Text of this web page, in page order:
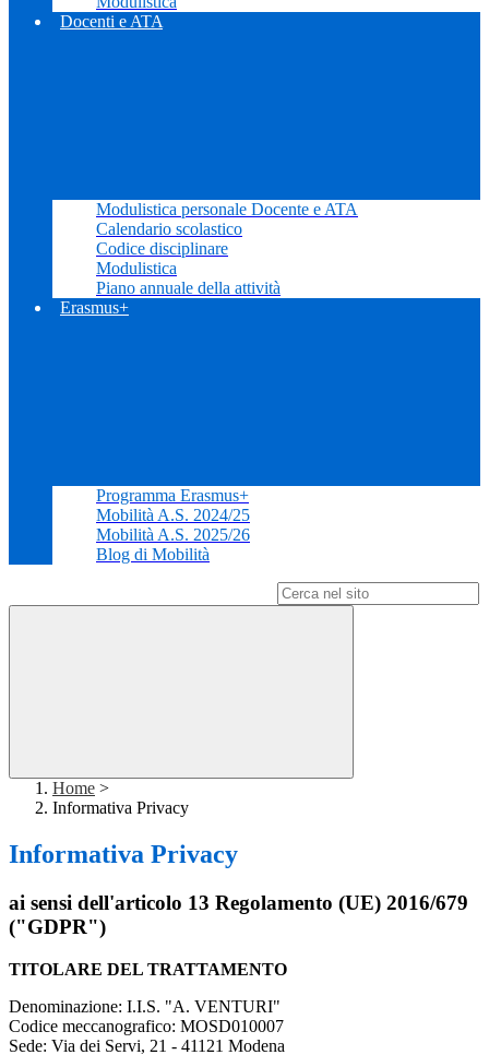
Docenti e ATA
Modulistica personale Docente e ATA
Calendario scolastico
Codice disciplinare
Modulistica
Piano annuale della attività
Erasmus+
Programma Erasmus+
Mobilità A.S. 2024/25
Mobilità A.S. 2025/26
Blog di Mobilità
Home >
Informativa Privacy
Informativa Privacy
ai sensi dell'articolo 13 Regolamento (UE) 2016/679
("GDPR")
TITOLARE DEL TRATTAMENTO
Denominazione: I.I.S. "A. VENTURI"
Codice meccanografico: MOSD010007
Sede: Via dei Servi, 21 - 41121 Modena